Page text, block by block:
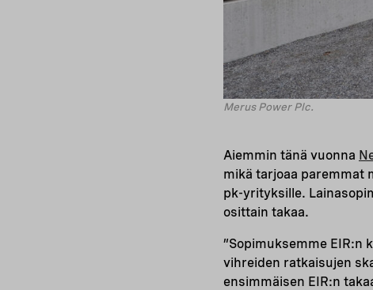
Merus Power Plc.
Aiemmin tänä vuonna
mikä tarjoaa paremmat
pk-yrityksille.
osittain takaa.
”Sopimuksemme EIR:n
vihreiden ratkaisujen
ensimmäisen EIR:n